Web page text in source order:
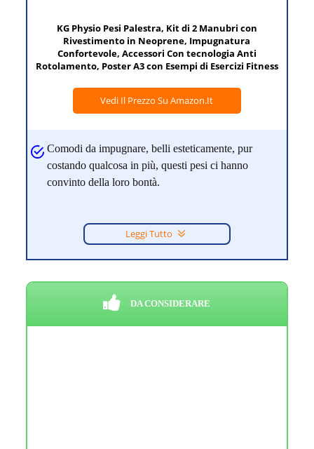
KG Physio Pesi Palestra, Kit di 2 Manubri con
Rivestimento in Neoprene, Impugnatura
Confortevole, Accessori Con tecnologia Anti
Rotolamento, Poster A3 con Esempi di Esercizi Fitness
Vedi Il Prezzo Su Amazon.it
Comodi da impugnare, belli esteticamente, pur
costando qualcosa in più, questi pesi ci hanno
convinto della loro bontà.
Leggi Tutto
DA CONSIDERARE